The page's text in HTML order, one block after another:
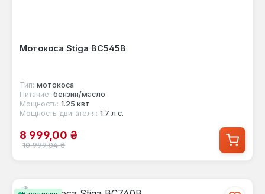
Мотокоса Stiga BC545B
Тип: мотокоса
Питание: бензин/масло
Мощность: 1.25 квт
Мощность двигателя: 1.7 л.с.
Цена продажи:
8 999,00 ₴
Обычная цена:
10 999,04 ₴